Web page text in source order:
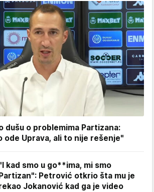
dušu o problemima Partizana:
ode Uprava, ali to nije rešenje"
kad smo u go**ima, mi smo
Partizan": Petrović otkrio šta mu je
Jokanović kad ga je video